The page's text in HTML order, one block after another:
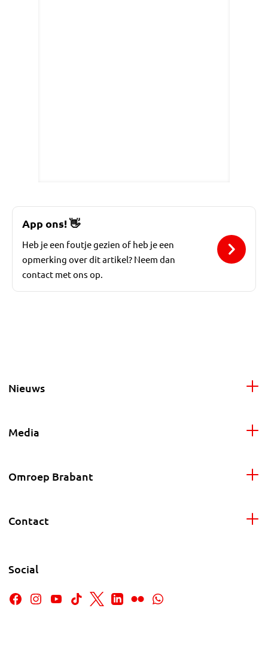
App ons!👋
Heb je een foutje gezien of heb je een
opmerking over dit artikel? Neem dan
contact met ons op.
Nieuws
Media
Omroep Brabant
Contact
Social